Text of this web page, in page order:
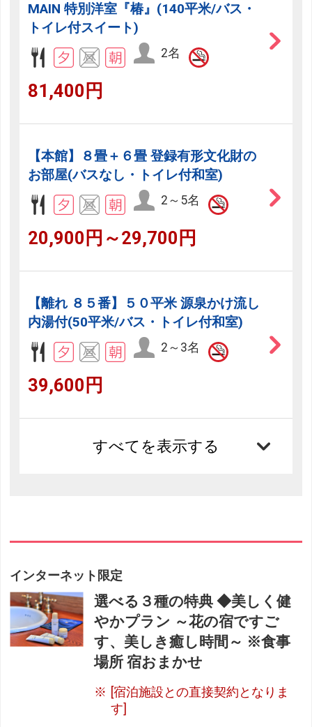
MAIN 特別洋室『椿』(140平米/バス・
トイレ付スイート)
2名
81,400円
【本館】８畳＋６畳 登録有形文化財の
お部屋(バスなし・トイレ付和室)
2～5名
20,900円～29,700円
【離れ ８５番】５０平米 源泉かけ流し
内湯付(50平米/バス・トイレ付和室)
2～3名
39,600円
すべてを表示する
インターネット限定
選べる３種の特典 ◆美しく健
やかプラン ～花の宿ですご
す、美しき癒し時間～ ※食事
場所 宿おまかせ
[宿泊施設との直接契約となりま
す]